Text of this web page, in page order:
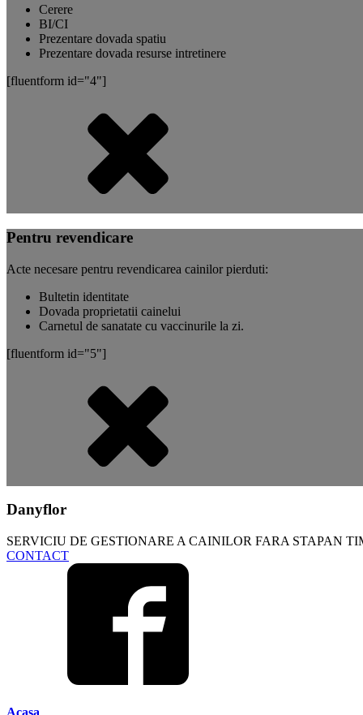
Cerere
BI/CI
Prezentare dovada spatiu
Prezentare dovada resurse intretinere
[fluentform id="4"]
Pentru revendicare
Acte necesare pentru revendicarea cainilor pierduti:
Bultetin identitate
Dovada proprietatii cainelui
Carnetul de sanatate cu vaccinurile la zi.
[fluentform id="5"]
Danyflor
SERVICIU DE GESTIONARE A CAINILOR FARA STAPAN
CONTACT